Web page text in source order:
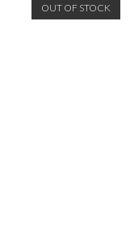
OUT OF STOCK